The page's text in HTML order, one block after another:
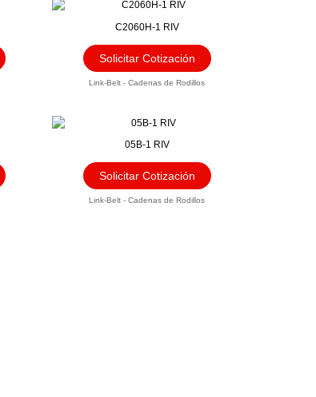
C2060H-1 RIV
Solicitar Cotización
Link-Belt - Cadenas de Rodillos
05B-1 RIV
Solicitar Cotización
Link-Belt - Cadenas de Rodillos